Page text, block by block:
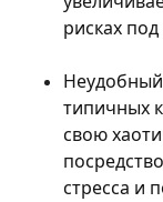
рисках
типичных
свою
стресса и